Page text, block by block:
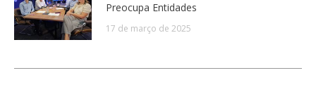
Preocupa Entidades
17 de março de 2025